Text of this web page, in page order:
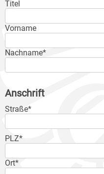
Titel
Vorname
Nachname*
Anschrift
Straße*
PLZ*
Ort*